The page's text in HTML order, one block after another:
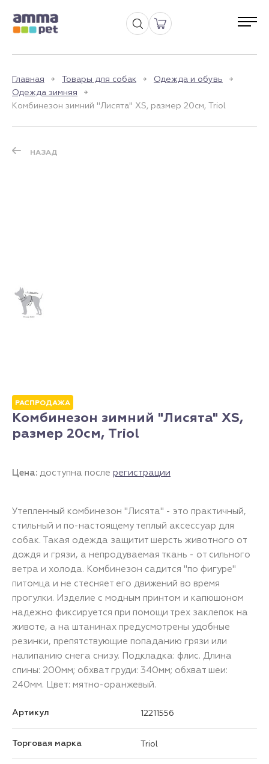
Главная Товары для собак
Одежда и обувь
Одежда зимняя
Комбинезон зимний "Лисята" XS, размер 20см, Triol
НАЗАД
РАСПРОДАЖА
Комбинезон зимний "Лисята" XS,
размер 20см, Triol
Цена: доступна после регистрации
Утепленный комбинезон "Лисята" - это практичный,
стильный и по-настоящему теплый аксессуар для
собак. Такая одежда защитит шерсть животного от
дождя и грязи, а непродуваемая ткань - от сильного
ветра и холода. Комбинезон садится "по фигуре"
питомца и не стесняет его движений во время
прогулки. Изделие с модным принтом и капюшоном
надежно фиксируется при помощи трех заклепок на
животе, а на штанинах предусмотрены удобные
резинки, препятствующие попаданию грязи или
налипанию снега снизу. Подкладка: флис. Длина
спины: 200мм; обхват груди: 340мм; обхват шеи:
240мм. Цвет: мятно-оранжевый.
Артикул 12211556
Торговая марка Triol